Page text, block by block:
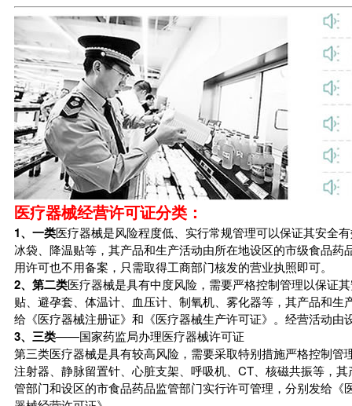
医疗器械经营许可证分类：
1、一类医疗器械是风险程度低、实行常规管理可以保证其安全
冰袋、降温贴等，其产品和生产活动由所在地设区的市级食品
用许可也不用备案，只需取得工商部门核发的营业执照即可。
2、第二类医疗器械是具有中度风险，需要严格控制管理以保证
贴、避孕套、体温计、血压计、制氧机、雾化器等，其产品和
给《医疗器械注册证》和《医疗器械生产许可证》。经营活动
3、三类——国家药监局办理医疗器械许可证
第三类医疗器械是具有较高风险，需要采取特别措施严格控制
注射器、静脉留置针、心脏支架、呼吸机、CT、核磁共振等，
管部门和设区的市食品药品监管部门实行许可管理，分别发给